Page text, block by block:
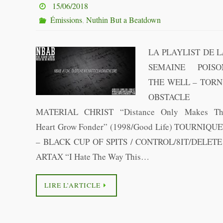
15/06/2018
Émissions, Nuthin But a Beatdown
LA PLAYLIST DE
SEMAINE
THE WELL –
OBSTACLE
MATERIAL CHRIST “Distance Only Makes
Heart Grow Fonder” (1998/Good Life)
– BLACK CUP OF SPITS / CONTROL/8IT/
ARTAX “I Hate The Way This…
LIRE L’ARTICLE